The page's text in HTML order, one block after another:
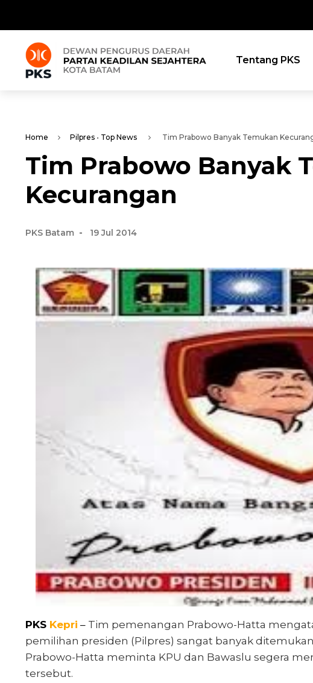
Tentang PKS
Home Pilpres • Top News Tim Prabowo Banyak Temukan
Tim Prabowo Banyak
Kecurangan
PKS Batam - 19 Jul 2014
PKS Kepri – Tim pemenangan Prabowo-Hatta
pemilihan presiden (Pilpres) sangat banyak
Prabowo-Hatta meminta KPU dan Bawaslu segera
tersebut.